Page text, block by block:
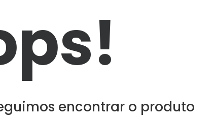
encontrar o produto